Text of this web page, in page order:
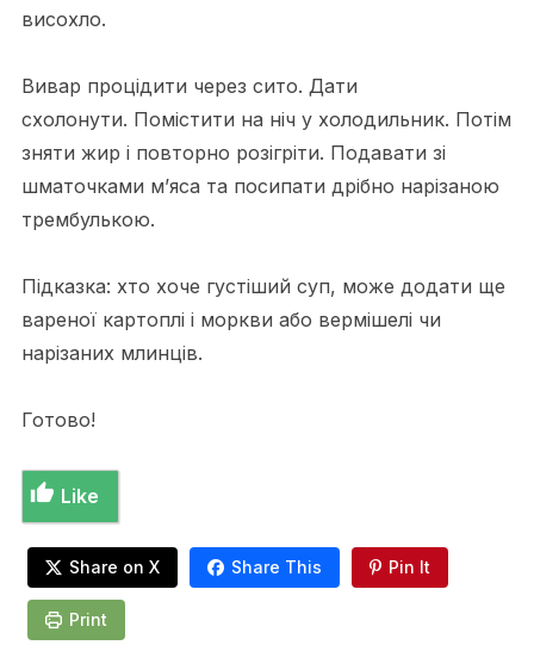
висохло.
Вивар процідити через сито. Дати
схолонути. Помістити на ніч у холодильник. Потім
зняти жир і повторно розігріти. Подавати зі
шматочками м’яса та посипати дрібно нарізаною
трембулькою.
Підказка: хто хоче густіший суп, може додати ще
вареної картоплі і моркви або вермішелі чи
нарізаних млинців.
Готово!
Like
Share on X Share This Pin It
Print